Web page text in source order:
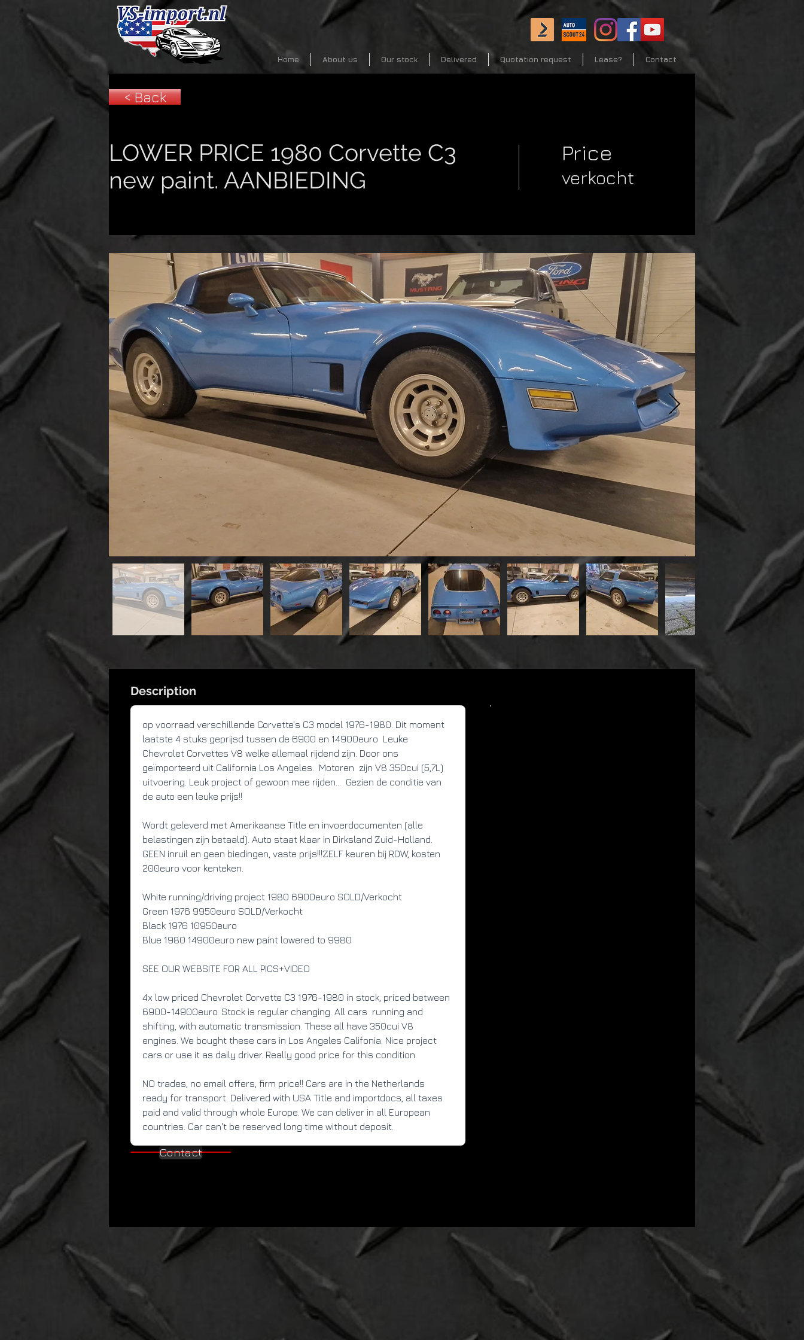
Home About us Our stock Delivered Quotation request Lease? Contact
< Back
LOWER PRICE 1980 Corvette C3
new paint. AANBIEDING
Price
verkocht
Description
op voorraad verschillende Corvette's C3 model 1976-1980. Dit moment
laatste 4 stuks geprijsd tussen de 6900 en 14900euro  Leuke
Chevrolet Corvettes V8 welke allemaal rijdend zijn. Door ons
geïmporteerd uit California Los Angeles.  Motoren  zijn V8 350cui (5,7L)
uitvoering. Leuk project of gewoon mee rijden...  Gezien de conditie van
de auto een leuke prijs!!
Wordt geleverd met Amerikaanse Title en invoerdocumenten (alle
belastingen zijn betaald). Auto staat klaar in Dirksland Zuid-Holland.
GEEN inruil en geen biedingen, vaste prijs!!!ZELF keuren bij RDW, kosten
200euro voor kenteken.
White running/driving project 1980 6900euro SOLD/Verkocht
Green 1976 9950euro SOLD/Verkocht
Black 1976 10950euro
Blue 1980 14900euro new paint lowered to 9980
SEE OUR WEBSITE FOR ALL PICS+VIDEO
4x low priced Chevrolet Corvette C3 1976-1980 in stock, priced between
6900-14900euro. Stock is regular changing. All cars  running and
shifting, with automatic transmission. These all have 350cui V8
engines. We bought these cars in Los Angeles Califonia. Nice project
cars or use it as daily driver. Really good price for this condition.
NO trades, no email offers, firm price!! Cars are in the Netherlands
ready for transport. Delivered with USA Title and importdocs, all taxes
paid and valid through whole Europe. We can deliver in all European
countries. Car can't be reserved long time without deposit.
Contact